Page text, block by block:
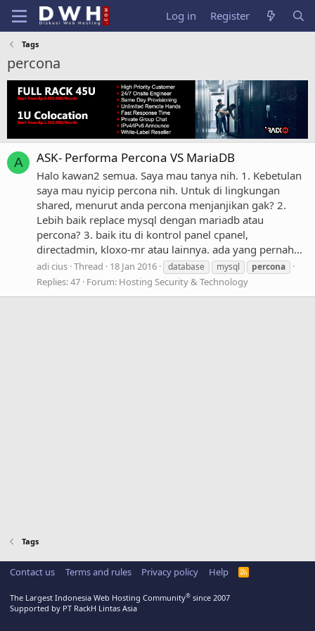
Log in Register
Tags
percona
A ASK- Performa Percona VS MariaDB
Halo kawan2 semua. Saya mau tanya nih. 1. Kebetulan
saya mau nyicip percona nih. Untuk di lingkungan
shared, menurut anda percona menjanjikan gak? 2.
Lebih baik replace mysql dengan mariadb atau
percona? 3. baik itu di kontrol panel cpanel,
directadmin, kloxo-mr atau lainnya. ada yang pernah...
adi cius Thread 18 Jan 2016 database mysql percona
Replies: 47 Forum: Hosting Security & Technology
Tags
Contact us Terms and rules Privacy policy Help
R
The Largest Indonesia Web Hosting Community® since 2007
Supported by PT RackH Lintas Asia